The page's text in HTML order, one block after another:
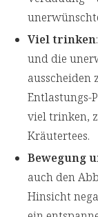
Viel trinken
und die
ausscheiden
Entlastungs-
viel trinken,
Kräutertees.
Bewegung
auch den
Hinsicht